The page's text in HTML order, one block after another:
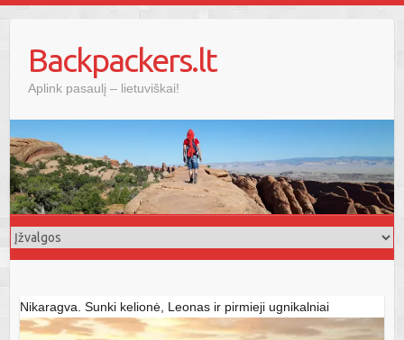
contentBackpackers.lt
Aplink pasaulį – lietuviškai!
Nikaragva. Sunki kelionė, Leonas ir pirmieji ugnikalniai